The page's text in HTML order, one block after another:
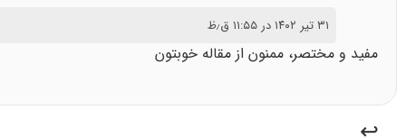
۳۱ تیر ۱۴۰۲ در ۱۱:۵۵ ق٫ظ
مفید و مختصر، ممنون از مقاله خوبتون